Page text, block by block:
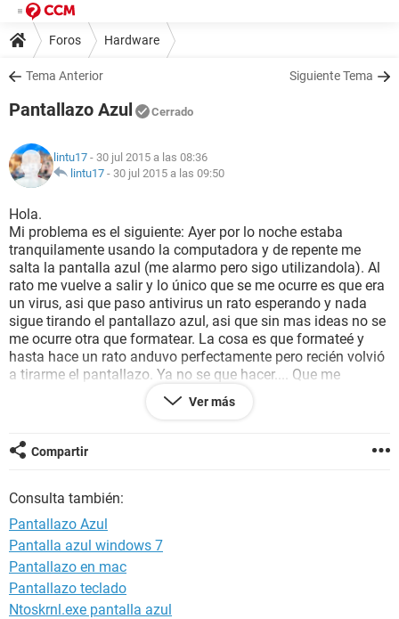
Foros Hardware
Tema Anterior Siguiente Tema
Pantallazo Azul Cerrado
lintu17 - 30 jul 2015 a las 08:36
lintu17 - 30 jul 2015 a las 09:50
Hola.
Mi problema es el siguiente: Ayer por lo noche estaba
tranquilamente usando la computadora y de repente me
salta la pantalla azul (me alarmo pero sigo utilizandola). Al
rato me vuelve a salir y lo único que se me ocurre es que era
un virus, asi que paso antivirus un rato esperando y nada
sigue tirando el pantallazo azul, asi que sin mas ideas no se
me ocurre otra que formatear. La cosa es que formateé y
hasta hace un rato anduvo perfectamente pero recién volvió
a tirarme el pantallazo. Ya no se que hacer.... Que me
recomiendan?? La computadora es nueva, la compre a
principios de mayo por eso me sorprende que no este
respuestas.
Ver más
Compartir
Consulta también:
Pantallazo Azul
Pantalla azul windows 7
Pantallazo en mac
Pantallazo teclado
Ntoskrnl.exe pantalla azul